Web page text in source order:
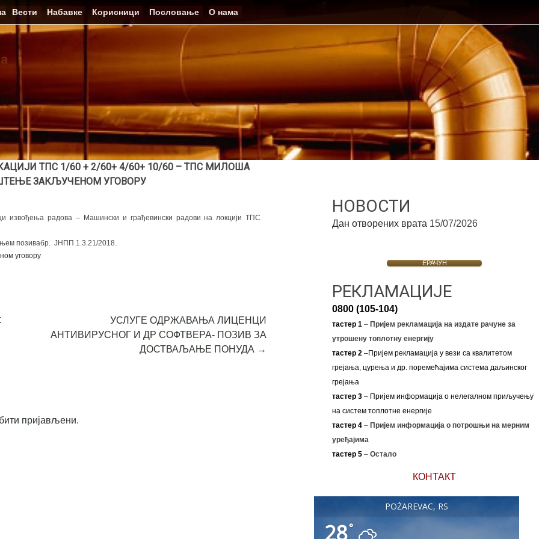
Вести Набавке Корисници Пословање О нама
ТПС 1/60 + 2/60+ 4/60+ 10/60 – ТПС МИЛОША
ЗАКЉУЧЕНОМ УГОВОРУ
извођења радова – Машински и грађевински радови на локцији ТПС
позивабр. ЈНПП 1.3.21/2018.
уговору
УСЛУГЕ ОДРЖАВАЊА ЛИЦЕНЦИ
АНТИВИРУСНОГ И ДР СОФТВЕРА- ПОЗИВ ЗА
ДОСТВАЉАЊЕ ПОНУДА →
бити пријављени.
НОВОСТИ
Дан отворених врата 15/07/2026
ЕРАЧУН
РЕКЛАМАЦИЈЕ
0800 (105-104)
тастер 1–Пријем рекламација на издате рачуне за
утрошену топлотну енергију
тастер 2–Пријем рекламација у вези са квалитетом
грејања, цурења и др. поремећајима система даљинског
грејања
тастер 3– Пријем информација о нелегалном приључењу
на систем топлотне енергије
тастер 4 – Пријем информација о потрошњи на мерним
уређајима
тастер 5 – Остало
КОНТАКТ
POŽAREVAC, RS
28°